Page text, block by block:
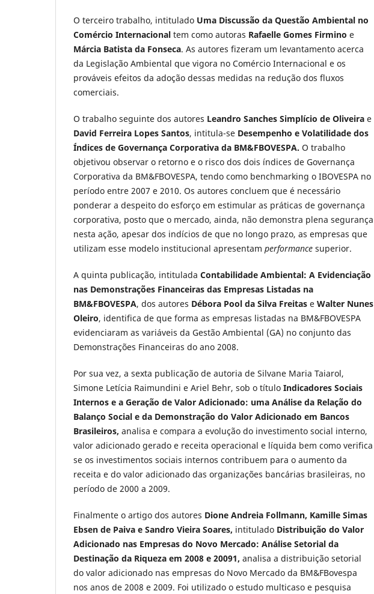
O terceiro trabalho, intitulado Uma Discussão da Questão Ambiental no
Comércio Internacional tem como autoras Rafaelle Gomes Firmino e
Márcia Batista da Fonseca. As autores fizeram um levantamento acerca
da Legislação Ambiental que vigora no Comércio Internacional e os
prováveis efeitos da adoção dessas medidas na redução dos fluxos
comerciais.
O trabalho seguinte dos autores Leandro Sanches Simplício de Oliveira e
David Ferreira Lopes Santos, intitula-se Desempenho e Volatilidade dos
Índices de Governança Corporativa da BM&FBOVESPA. O trabalho
objetivou observar o retorno e o risco dos dois índices de Governança
Corporativa da BM&FBOVESPA, tendo como benchmarking o IBOVESPA no
período entre 2007 e 2010. Os autores concluem que é necessário
ponderar a despeito do esforço em estimular as práticas de governança
corporativa, posto que o mercado, ainda, não demonstra plena segurança
nesta ação, apesar dos indícios de que no longo prazo, as empresas que
utilizam esse modelo institucional apresentam performance superior.
A quinta publicação, intitulada Contabilidade Ambiental: A Evidenciação
nas Demonstrações Financeiras das Empresas Listadas na
BM&FBOVESPA, dos autores Débora Pool da Silva Freitas e Walter Nunes
Oleiro, identifica de que forma as empresas listadas na BM&FBOVESPA
evidenciaram as variáveis da Gestão Ambiental (GA) no conjunto das
Demonstrações Financeiras do ano 2008.
Por sua vez, a sexta publicação de autoria de Silvane Maria Taiarol,
Simone Letícia Raimundini e Ariel Behr, sob o título Indicadores Sociais
Internos e a Geração de Valor Adicionado: uma Análise da Relação do
Balanço Social e da Demonstração do Valor Adicionado em Bancos
Brasileiros, analisa e compara a evolução do investimento social interno,
valor adicionado gerado e receita operacional e líquida bem como verifica
se os investimentos sociais internos contribuem para o aumento da
receita e do valor adicionado das organizações bancárias brasileiras, no
período de 2000 a 2009.
Finalmente o artigo dos autores Dione Andreia Follmann, Kamille Simas
Ebsen de Paiva e Sandro Vieira Soares, intitulado Distribuição do Valor
Adicionado nas Empresas do Novo Mercado: Análise Setorial da
Destinação da Riqueza em 2008 e 20091, analisa a distribuição setorial
do valor adicionado nas empresas do Novo Mercado da BM&FBovespa
nos anos de 2008 e 2009. Foi utilizado o estudo multicaso e pesquisa